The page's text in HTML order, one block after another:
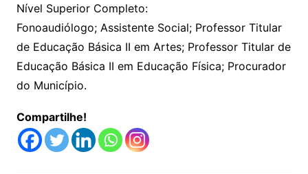
Nível Superior Completo:
Fonoaudiólogo; Assistente Social; Professor Titular
de Educação Básica II em Artes; Professor Titular de
Educação Básica II em Educação Física; Procurador
do Município.
Compartilhe!